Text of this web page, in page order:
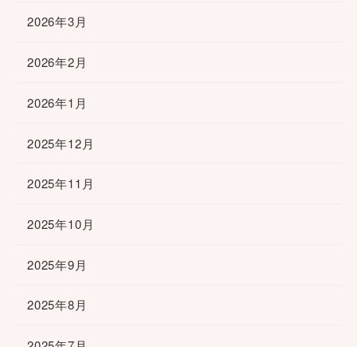
2026年3月
2026年2月
2026年1月
2025年12月
2025年11月
2025年10月
2025年9月
2025年8月